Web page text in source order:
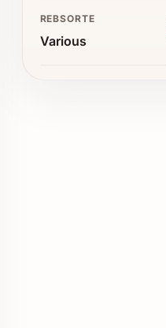
REBSORTE
Various